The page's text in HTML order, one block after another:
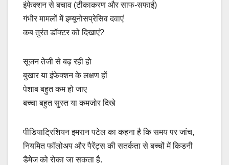
इंफेक्शन से बचाव (टीकाकरण और साफ-सफाई)
गंभीर मामलों में इम्यूनोसप्रेसिव दवाएं
कब तुरंत डॉक्टर को दिखाएं?
सूजन तेजी से बढ़ रही हो
बुखार या इंफेक्शन के लक्षण हों
पेशाब बहुत कम हो जाए
बच्चा बहुत सुस्त या कमजोर दिखे
पीडियाट्रिशियन इमरान पटेल का कहना है कि समय पर जांच,
नियमित फॉलोअप और पैरेंट्स की सतर्कता से बच्चों में किडनी
डैमेज को रोका जा सकता है.